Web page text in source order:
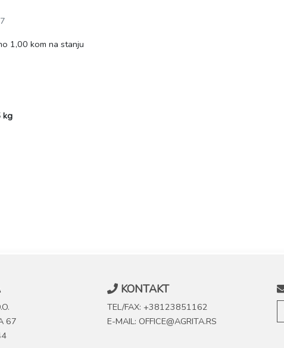
1,00 kom na stanju
kg
67
KONTAKT
TEL/FAX: +38123851162
E-MAIL: OFFICE@AGRITA.RS